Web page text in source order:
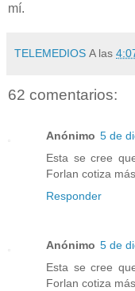
mí.
TELEMEDIOS A las
62 comentarios:
Anónimo 5 de
Esta se cree
Forlan cotiza
Responder
Anónimo 5 de
Esta se cree
Forlan cotiza